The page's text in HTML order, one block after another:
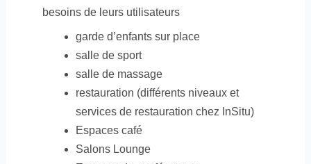
besoins de leurs utilisateurs
garde d’enfants sur place
salle de sport
salle de massage
restauration (différents niveaux et
services de restauration chez InSitu)
Espaces café
Salons Lounge